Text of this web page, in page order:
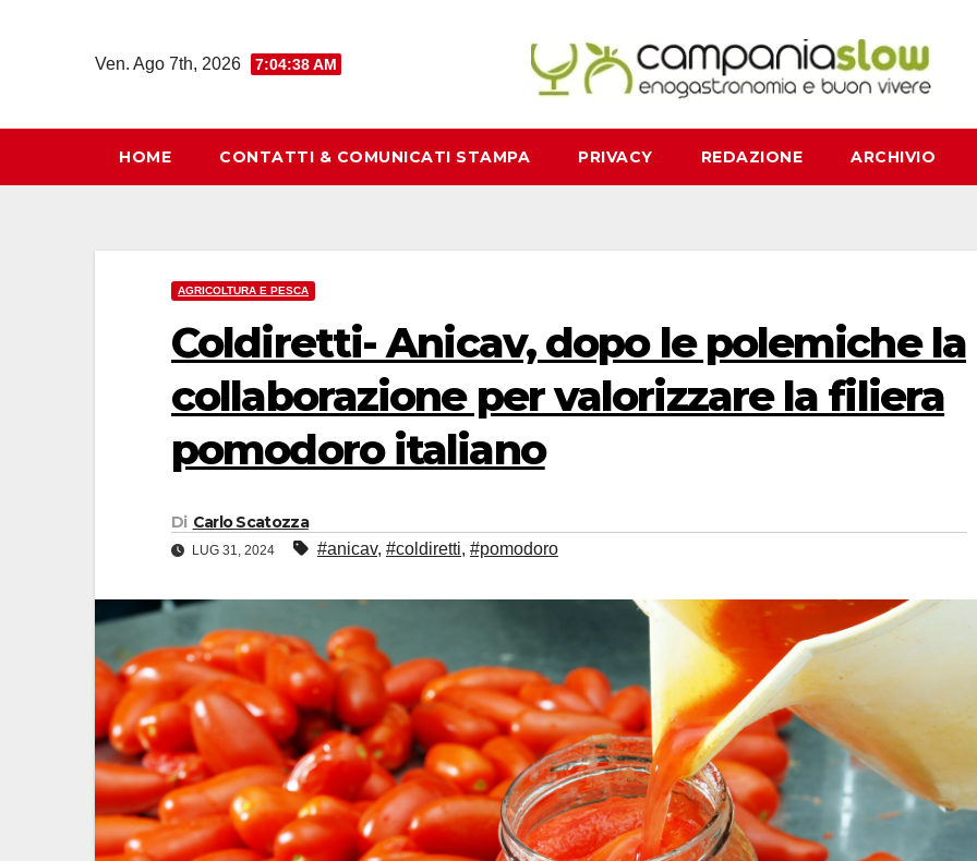
Ven. Ago 7th, 2026 7:04:39 AM
HOME CONTATTI & COMUNICATI STAMPA PRIVACY REDAZIONE ARCHIVIO
AGRICOLTURA E PESCA
Coldiretti- Anicav, dopo le polemiche la
collaborazione per valorizzare la filiera
pomodoro italiano
Di Carlo Scatozza
LUG 31, 2024 #anicav, #coldiretti, #pomodoro